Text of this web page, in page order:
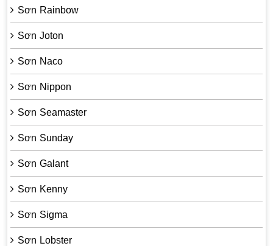
Sơn Rainbow
Sơn Joton
Sơn Naco
Sơn Nippon
Sơn Seamaster
Sơn Sunday
Sơn Galant
Sơn Kenny
Sơn Sigma
Sơn Lobster